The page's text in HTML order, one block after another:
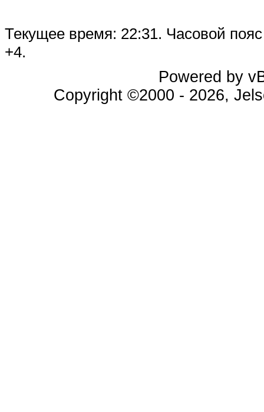
Текущее время: 22:31. Часовой
+4.
Powered by
Copyright ©2000 - 2026,